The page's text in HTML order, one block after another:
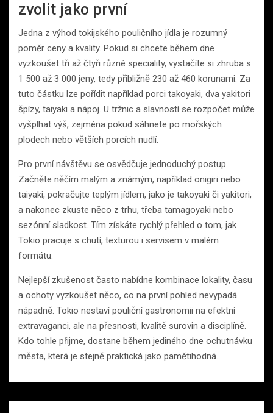
zvolit jako první
Jedna z výhod tokijského pouličního jídla je rozumný
poměr ceny a kvality. Pokud si chcete během dne
vyzkoušet tři až čtyři různé speciality, vystačíte si zhruba s
1 500 až 3 000 jeny, tedy přibližně 230 až 460 korunami. Za
tuto částku lze pořídit například porci takoyaki, dva yakitori
špízy, taiyaki a nápoj. U tržnic a slavností se rozpočet může
vyšplhat výš, zejména pokud sáhnete po mořských
plodech nebo větších porcích nudlí.
Pro první návštěvu se osvědčuje jednoduchý postup.
Začněte něčím malým a známým, například onigiri nebo
taiyaki, pokračujte teplým jídlem, jako je takoyaki či yakitori,
a nakonec zkuste něco z trhu, třeba tamagoyaki nebo
sezónní sladkost. Tím získáte rychlý přehled o tom, jak
Tokio pracuje s chutí, texturou i servisem v malém
formátu.
Nejlepší zkušenost často nabídne kombinace lokality, času
a ochoty vyzkoušet něco, co na první pohled nevypadá
nápadně. Tokio nestaví pouliční gastronomii na efektní
extravaganci, ale na přesnosti, kvalitě surovin a disciplíně.
Kdo tohle přijme, dostane během jediného dne ochutnávku
města, která je stejně praktická jako pamětihodná.